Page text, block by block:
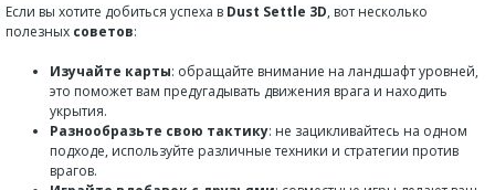
Если вы хотите добиться успеха в Dust Settle 3D, вот несколько
полезных советов:
Изучайте карты: обращайте внимание на ландшафт уровней,
это поможет вам предугадывать движения врага и находить
укрытия.
Разнообразьте свою тактику: не зацикливайтесь на одном
подходе, используйте различные техники и стратегии против
врагов.